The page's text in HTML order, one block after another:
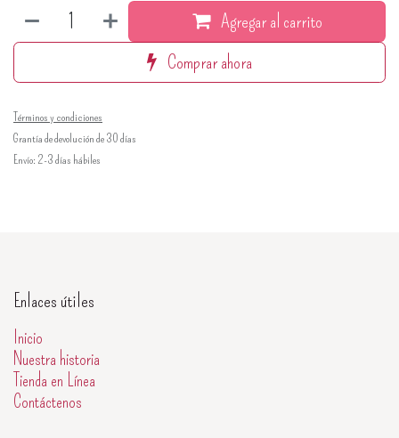
Agregar al carrito
Comprar ahora
Términos y condiciones
Grantía de devolución de 30 días
Envío: 2-3 días hábiles
Enlaces útiles
Inicio
Nuestra historia
Tienda en Línea
Contáctenos